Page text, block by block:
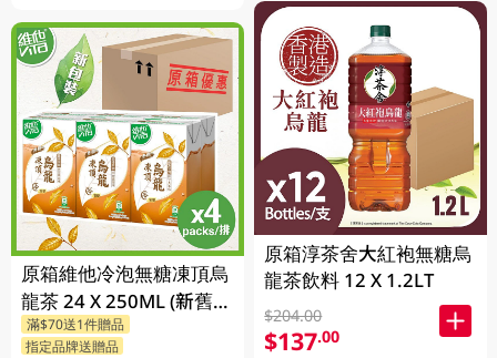
原箱維他冷泡無糖凍頂烏
龍茶 24 X 250ML (新舊包
裝隨機發貨)
滿$70送1件贈品
指定品牌送贈品
原箱淳茶舍大紅袍無糖烏
龍茶飲料 12 X 1.2LT
$204.00
$137.00